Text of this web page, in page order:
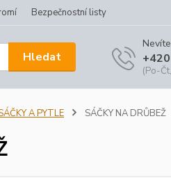
Bezpečnostní listy
Hledat
(Po-
A PYTLE SÁČKY NA DRŮBEŽ